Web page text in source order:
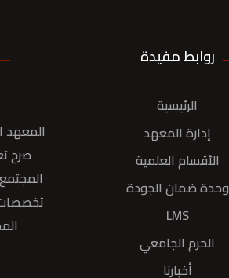
روابط مفيدة
الرئيسية
إدارة المعهد
الأقسام العلمية
وحدة ضمان الجودة
LMS
الحرم الجامعي
أخبارنا
المعهد
صرح
تخصصات